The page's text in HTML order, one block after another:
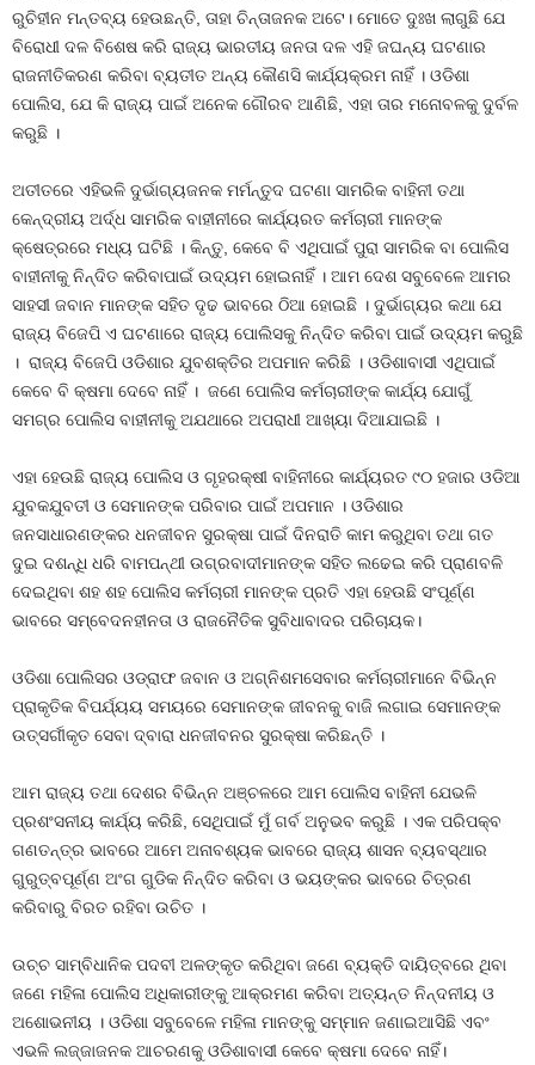
ରୁଚିହୀନ ମନ୍ତବ୍ୟ ହେଉଛନ୍ତି, ତାହା ଚିନ୍ତାଜନକ ଅଟେ। ମୋତେ ଦୁଃଖ ଲାଗୁଛି ଯେ
ବିରୋଧୀ ଦଳ ବିଶେଷ କରି ରାଜ୍ୟ ଭାରତୀୟ ଜନତା ଦଳ ଏହି ଜଘନ୍ୟ ଘଟଣାର
ରାଜନୀତିକରଣ କରିବା ବ୍ୟତୀତ ଅନ୍ୟ କୌଣସି କାର୍ଯ୍ୟକ୍ରମ ନାହିଁ । ଓଡିଶା
ପୋଲିସ, ଯେ କି ରାଜ୍ୟ ପାଇଁ ଅନେକ ଗୌରବ ଆଣିଛି, ଏହା ତାର ମନୋବଳକୁ ଦୁର୍ବଳ
କରୁଛି ।
ଅତୀତରେ ଏହିଭଳି ଦୁର୍ଭାଗ୍ୟଜନକ ମର୍ମନ୍ତୁଦ ଘଟଣା ସାମରିକ ବାହିନୀ ତଥା
କେନ୍ଦ୍ରୀୟ ଅର୍ଦ୍ଧ ସାମରିକ ବାହୀନୀରେ କାର୍ଯ୍ୟରତ କର୍ମଚାରୀ ମାନଙ୍କ
କ୍ଷେତ୍ରରେ ମଧ୍ୟ ଘଟିଛି । କିନ୍ତୁ, କେବେ ବି ଏଥିପାଇଁ ପୁରା ସାମରିକ ବା ପୋଲିସ
ବାହୀନୀକୁ ନିନ୍ଦିତ କରିବାପାଇଁ ଉଦ୍ୟମ ହୋଇନାହିଁ । ଆମ ଦେଶ ସବୁବେଳେ ଆମର
ସାହସୀ ଜବାନ ମାନଙ୍କ ସହିତ ଦୃଢ ଭାବରେ ଠିଆ ହୋଇଛି । ଦୁର୍ଭାଗ୍ୟର କଥା ଯେ
ରାଜ୍ୟ ବିଜେପି ଏ ଘଟଣାରେ ରାଜ୍ୟ ପୋଲିସକୁ ନିନ୍ଦିତ କରିବା ପାଇଁ ଉଦ୍ୟମ କରୁଛି
। ରାଜ୍ୟ ବିଜେପି ଓଡିଶାର ଯୁବଶକ୍ତିର ଅପମାନ କରିଛି । ଓଡିଶାବାସୀ ଏଥିପାଇଁ
କେବେ ବି କ୍ଷମା ଦେବେ ନାହିଁ । ଜଣେ ପୋଲିସ କର୍ମଚାରୀଙ୍କ କାର୍ଯ୍ୟ ଯୋଗୁଁ
ସମଗ୍ର ପୋଲିସ ବାହୀନୀକୁ ଅଯଥାରେ ଅପରାଧୀ ଆଖ୍ୟା ଦିଆଯାଇଛି ।
ଏହା ହେଉଛି ରାଜ୍ୟ ପୋଲିସ ଓ ଗୃହରକ୍ଷୀ ବାହିନୀରେ କାର୍ଯ୍ୟରତ ୯୦ ହଜାର ଓଡିଆ
ଯୁବକଯୁବତୀ ଓ ସେମାନଙ୍କ ପରିବାର ପାଇଁ ଅପମାନ । ଓଡିଶାର
ଜନସାଧାରଣଙ୍କର ଧନଜୀବନ ସୁରକ୍ଷା ପାଇଁ ଦିନରାତି କାମ କରୁଥିବା ତଥା ଗତ
ଦୁଇ ଦଶନ୍ଧି ଧରି ବାମପନ୍ଥୀ ଉଗ୍ରବାଦୀମାନଙ୍କ ସହିତ ଲଢେଇ କରି ପ୍ରାଣବଳି
ଦେଇଥିବା ଶହ ଶହ ପୋଲିସ କର୍ମଚାରୀ ମାନଙ୍କ ପ୍ରତି ଏହା ହେଉଛି ସଂପୂର୍ଣ୍ଣ
ଭାବରେ ସମ୍ବେଦନହୀନତା ଓ ରାଜନୈତିକ ସୁବିଧାବାଦର ପରିଚାୟକ।
ଓଡିଶା ପୋଲିସର ଓଡ୍ରାଫ ଜବାନ ଓ ଅଗ୍ନିଶମସେବାର କର୍ମଚାରୀମାନେ ବିଭିନ୍ନ
ପ୍ରାକୃତିକ ବିପର୍ଯ୍ୟୟ ସମୟରେ ସେମାନଙ୍କ ଜୀବନକୁ ବାଜି ଲଗାଇ ସେମାନଙ୍କ
ଉତ୍ସର୍ଗୀକୃତ ସେବା ଦ୍ବାରା ଧନଜୀବନର ସୁରକ୍ଷା କରିଛନ୍ତି ।
ଆମ ରାଜ୍ୟ ତଥା ଦେଶର ବିଭିନ୍ନ ଅଞ୍ଚଳରେ ଆମ ପୋଲିସ ବାହିନୀ ଯେଭଳି
ପ୍ରଶଂସନୀୟ କାର୍ଯ୍ୟ କରିଛି, ସେଥିପାଇଁ ମୁଁ ଗର୍ବ ଅନୁଭବ କରୁଛି । ଏକ ପରିପକ୍ବ
ଗଣତନ୍ତ୍ର ଭାବରେ ଆମେ ଅନାବଶ୍ୟକ ଭାବରେ ରାଜ୍ୟ ଶାସନ ବ୍ୟବସ୍ଥାର
ଗୁରୁତ୍ବପୂର୍ଣ୍ଣ ଅଂଗ ଗୁଡିକ ନିନ୍ଦିତ କରିବା ଓ ଭୟଙ୍କର ଭାବରେ ଚିତ୍ରଣ
କରିବାରୁ ବିରତ ରହିବା ଉଚିତ ।
ଉଚ୍ଚ ସାମ୍ବିଧାନିକ ପଦବୀ ଅଳଙ୍କୃତ କରିଥିବା ଜଣେ ବ୍ୟକ୍ତି ଦାୟିତ୍ବରେ ଥିବା
ଜଣେ ମହିଳା ପୋଲିସ ଅଧିକାରୀଙ୍କୁ ଆକ୍ରମଣ କରିବା ଅତ୍ୟନ୍ତ ନିନ୍ଦନୀୟ ଓ
ଅଶୋଭନୀୟ । ଓଡିଶା ସବୁବେଳେ ମହିଳା ମାନଙ୍କୁ ସମ୍ମାନ ଜଣାଇଆସିଛି ଏବଂ
ଏଭଳି ଲଜ୍ଜାଜନକ ଆଚରଣକୁ ଓଡିଶାବାସୀ କେବେ କ୍ଷମା ଦେବେ ନାହିଁ।